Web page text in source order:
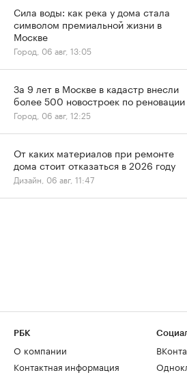
Сила воды: как река у дома стала
символом премиальной жизни в
Москве
Город, 06 авг, 13:05
За 9 лет в Москве в кадастр внесли
более 500 новостроек по реновации
Город, 06 авг, 12:25
От каких материалов при ремонте
дома стоит отказаться в 2026 году
Дизайн, 06 авг, 11:47
РБК
О компании
Контактная информация